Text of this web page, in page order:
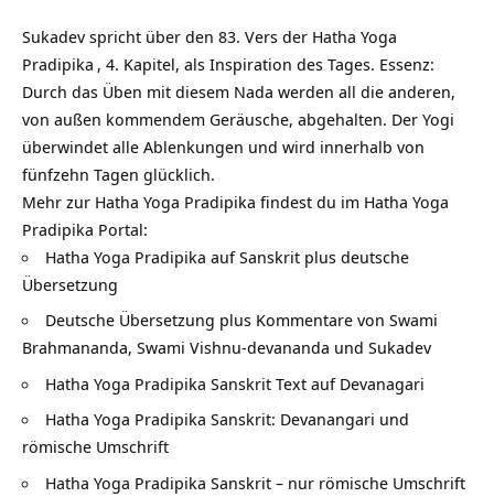
Sukadev spricht über den 83. Vers der Hatha Yoga
Pradipika , 4. Kapitel, als Inspiration des Tages. Essenz:
Durch das Üben mit diesem Nada werden all die anderen,
von außen kommendem Geräusche, abgehalten. Der Yogi
überwindet alle Ablenkungen und wird innerhalb von
fünfzehn Tagen glücklich.
Mehr zur Hatha Yoga Pradipika findest du im Hatha Yoga
Pradipika Portal:
Hatha Yoga Pradipika auf Sanskrit plus deutsche
Übersetzung
Deutsche Übersetzung plus Kommentare von Swami
Brahmananda, Swami Vishnu-devananda und Sukadev
Hatha Yoga Pradipika Sanskrit Text auf Devanagari
Hatha Yoga Pradipika Sanskrit: Devanangari und
römische Umschrift
Hatha Yoga Pradipika Sanskrit – nur römische Umschrift